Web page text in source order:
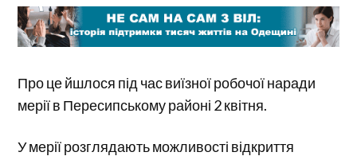
Про це йшлося під час виїзної робочої наради
мерії в Пересипському районі 2 квітня.
У мерії розглядають можливості відкриття